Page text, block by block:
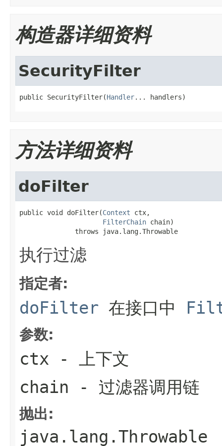
构造器详细资料
SecurityFilter
public SecurityFilter(Handler... handlers)
方法详细资料
doFilter
public void doFilter(Context ctx,
FilterChain chain)
              throws java.lang.Throwable
执行过滤
指定者:
doFilter 在接口中
参数:
ctx - 上下文
chain - 过滤器调用链
抛出:
java.lang.Throwable